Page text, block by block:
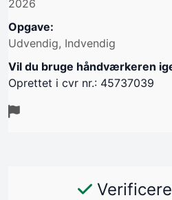
2026
Opgave:
Udvendig, Indvendig
Vil du bruge håndværkeren
Oprettet i cvr nr.: 45737039